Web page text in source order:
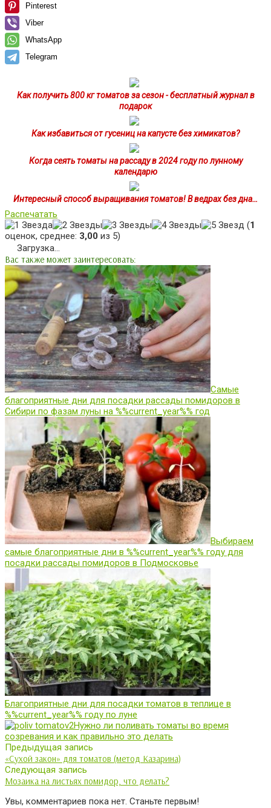
Pinterest
Viber
WhatsApp
Telegram
Как получить 800 кг томатов за сезон - бесплатный журнал в
подарок
Как избавиться от гусениц на капусте без химикатов?
Когда сеять томаты на рассаду в 2024 году по лунному
календарю
Интересный способ выращивания томатов! В ведрах без дна…
Распечатать
(1
оценок, среднее: 3,00 из 5)
Загрузка...
Вас также может заинтересовать:
Самые
благоприятные дни для посадки рассады помидоров в
Сибири по фазам луны на %%current_year%% год
Выбираем
самые благоприятные дни в %%current_year%% году для
посадки рассады помидоров в Подмосковье
Благоприятные дни для посадки томатов в теплице в
%%current_year%% году по луне
Нужно ли поливать томаты во время
созревания и как правильно это делать
Предыдущая запись
«Сухой закон» для томатов (метод Казарина)
Следующая запись
Мозаика на листьях помидор, что делать?
Увы, комментариев пока нет. Станьте первым!